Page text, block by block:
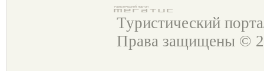
Туристический
Права защищены ©